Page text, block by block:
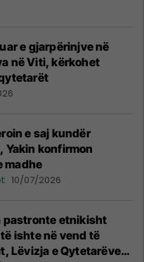
e gjarpërinjve në
në Viti, kërkohet
e saj kundër
Yakin konfirmon
madhe
10/07/2026
pastronte etnikisht
ishte në vend të
Lëvizja e Qytetarëve